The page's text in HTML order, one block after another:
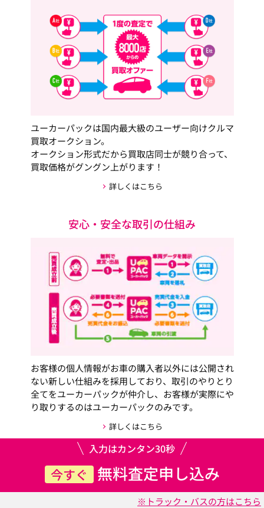
ユーカーパックは国内最大級のユーザー向けクルマ
買取オークション。
オークション形式だから買取店同士が競り合って、
買取価格がグングン上がります！
詳しくはこちら
安心・安全な取引の仕組み
お客様の個人情報がお車の購入者以外には公開され
ない新しい仕組みを採用しており、取引のやりとり
全てをユーカーパックが仲介し、お客様が実際にや
り取りするのはユーカーパックのみです。
詳しくはこちら
入力はカンタン30秒
今すぐ 無料査定申し込み
※トラック・バスの方はこちら